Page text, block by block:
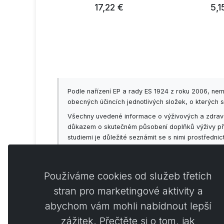
5,15 € 17,99 € …
Podle nařízení EP a rady ES 1924 z roku 2006,
obecných účincích jednotlivých složek, o kterých
Všechny uvedené informace o výživových a
důkazem o skutečném působení doplňků výživy
studiemi je důležité seznámit se s nimi
0
Používáme cookies od služeb třetích
stran pro marketingové aktivity a
abychom vám mohli nabídnout lepší
zážitek. Přečtěte si o tom, jak